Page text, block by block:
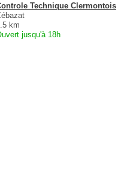
Technique Clermontois
km
jusqu'à 18h